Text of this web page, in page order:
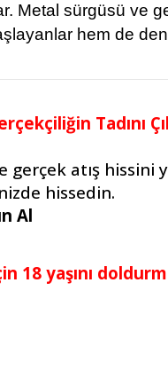
Metal sürgüsü ve
hem de
Tadını
gerçek atış hissini
hissedin.
Al
18 yaşını